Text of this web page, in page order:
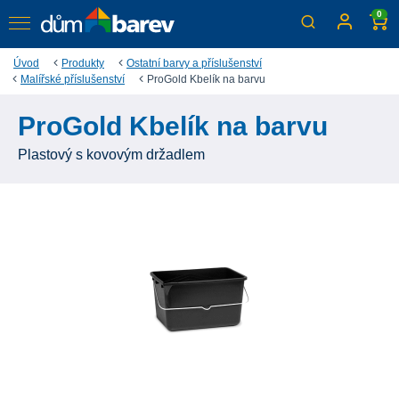
0
Úvod Produkty
Ostatní barvy a příslušenství
Malířské příslušenství
ProGold Kbelík na barvu
ProGold Kbelík na barvu
Plastový s kovovým držadlem